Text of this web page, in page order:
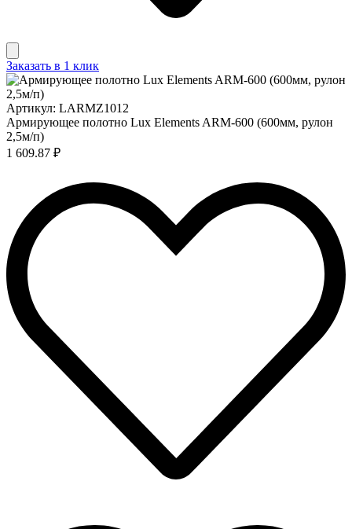
Заказать в 1 клик
Артикул: LARMZ1012
Армирующее полотно Lux Elements ARM-600 (600мм, рулон
2,5м/п)
1 609.87 ₽